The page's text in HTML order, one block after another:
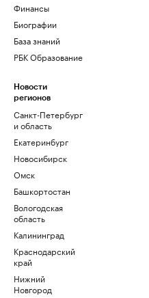
Финансы
Биографии
База знаний
РБК Образование
Новости
регионов
Санкт-Петербург
и область
Екатеринбург
Новосибирск
Омск
Башкортостан
Вологодская
область
Калининград
Краснодарский
край
Нижний
Новгород